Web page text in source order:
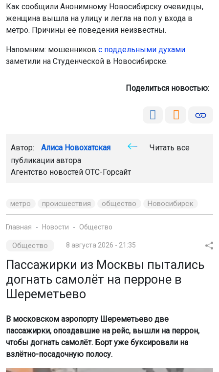
Как сообщили Анонимному Новосибирску очевидцы,
женщина вышла на улицу и легла на пол у входа в
метро. Причины её поведения неизвестны.
Напомним: мошенников с поддельными духами
заметили на Студенческой в Новосибирске.
Поделиться новостью:
Автор: Алиса Новохатская
Читать все
публикации автора
Агентство новостей ОТС-Горсайт
метро происшествия общество Новосибирск
Главная Новости Общество
Общество 8 августа 2026 - 21:35
Пассажирки из Москвы пытались
догнать самолёт на перроне в
Шереметьево
В московском аэропорту Шереметьево две
пассажирки, опоздавшие на рейс, вышли на перрон,
чтобы догнать самолёт. Борт уже буксировали на
взлётно-посадочную полосу.